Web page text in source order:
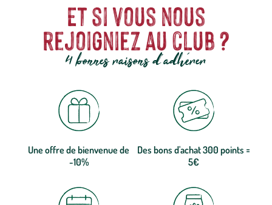
Et si vous nous
rejoigniez au club ?
4 bonnes raisons d'adhérer
Une offre de bienvenue de
-10%
Des bons d'achat 300 points =
5€